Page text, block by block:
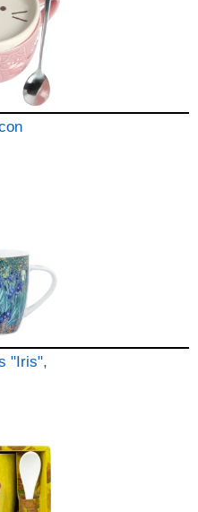
"Iris",